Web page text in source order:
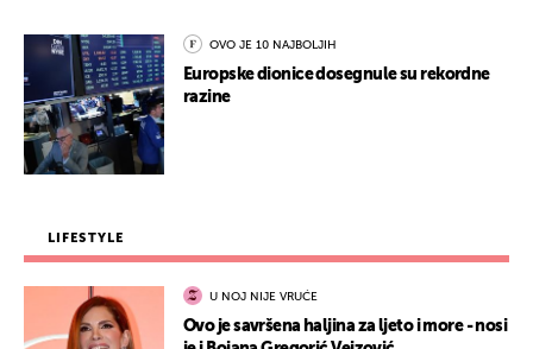
OVO JE 10 NAJBOLJIH
Europske dionice dosegnule su rekordne
razine
LIFESTYLE
U NOJ NIJE VRUĆE
Ovo je savršena haljina za ljeto i more - nosi